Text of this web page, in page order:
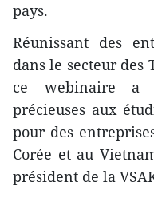
pays.
Réunissant des
dans le secteur des
ce webinaire a
précieuses aux
pour des
Corée et au
président de la